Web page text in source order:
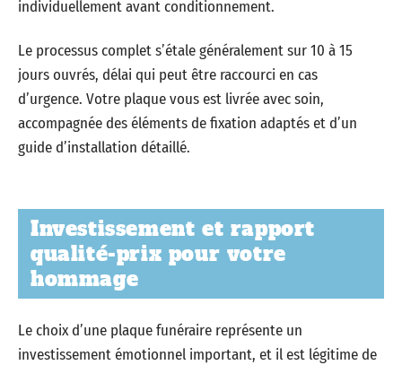
individuellement avant conditionnement.
Le processus complet s’étale généralement sur 10 à 15
jours ouvrés, délai qui peut être raccourci en cas
d’urgence. Votre plaque vous est livrée avec soin,
accompagnée des éléments de fixation adaptés et d’un
guide d’installation détaillé.
Investissement et rapport
qualité-prix pour votre
hommage
Le choix d’une plaque funéraire représente un
investissement émotionnel important, et il est légitime de